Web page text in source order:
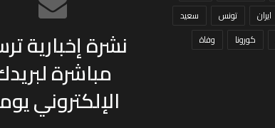
ايران تونس
سعيد
كورونا
وفاة
نشرة إخبارية
مباشرة
الإلكتروني